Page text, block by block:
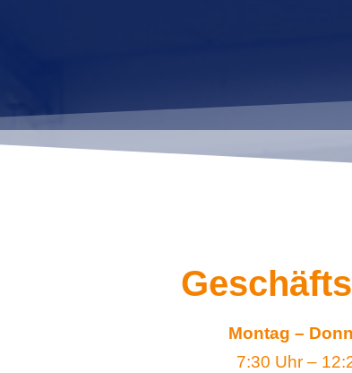
Montag –
7:30 Uhr –